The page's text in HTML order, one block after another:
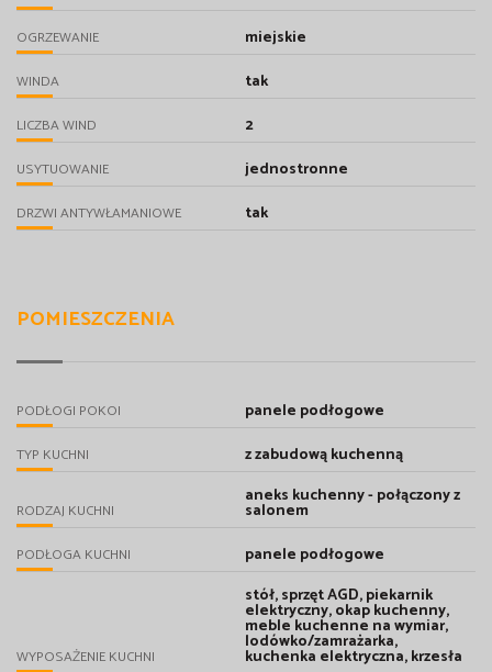
OGRZEWANIE miejskie
WINDA tak
LICZBA WIND 2
USYTUOWANIE jednostronne
DRZWI ANTYWŁAMANIOWE tak
POMIESZCZENIA
PODŁOGI POKOI panele podłogowe
TYP KUCHNI z zabudową kuchenną
RODZAJ KUCHNI
aneks kuchenny - połączony z
salonem
PODŁOGA KUCHNI panele podłogowe
WYPOSAŻENIE KUCHNI
stół, sprzęt AGD, piekarnik
elektryczny, okap kuchenny,
meble kuchenne na wymiar,
lodówko/zamrażarka,
kuchenka elektryczna, krzesła